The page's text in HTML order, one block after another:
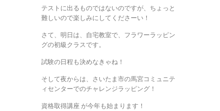
テストに出るものではないのですが、ちょっと
難しいので楽しみにしてくださーい！
さて、明日は、自宅教室で、フラワーラッピン
グの初級クラスです。
試験の日程も決めなきゃね！
そして夜からは、さいたま市の馬宮コミュニテ
ィセンターでのチャレンジラッピング！
資格取得講座 が今年も始まります！